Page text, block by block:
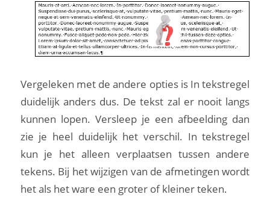
Vergeleken met de andere opties is In tekstregel
duidelijk anders dus. De tekst zal er nooit langs
kunnen lopen. Versleep je een afbeelding dan
zie je heel duidelijk het verschil. In tekstregel
kun je het alleen verplaatsen tussen andere
tekens. Bij het wijzigen van de afmetingen wordt
het als het ware een groter of kleiner teken.